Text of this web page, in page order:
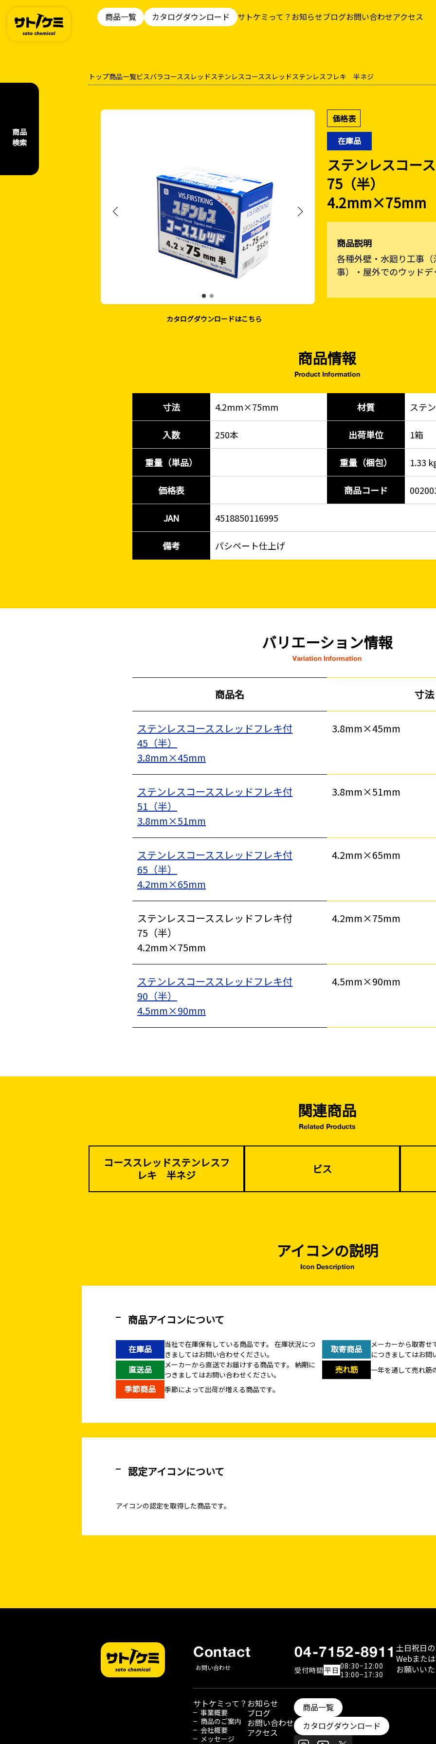
商品一覧 カタログダウンロード サトケミって？ お知らせブログお問い合わせアクセス
商品
検索
家、マンションを
建てる（建築）
コンクリート
（型枠工事）
トップ商品一覧ビスバラコーススレッドステンレスコーススレッドステンレスフレキ 半ネジ
カタログダウンロードはこちら
価格表
在庫品
ステンレスコー
75（半）
4.2mm×75mm
商品説明
各種外壁・水廻り工事
事）・屋外でのウッド
商品情報
Product Information
寸法 4.2mm×75mm 材質 ステ
入数 250本 出荷単位 1箱
重量（単品） 重量（梱包） 1.33
価格表 商品コード
JAN 4518850116995
備考 パシペート仕上げ
バリエーション情報
Variation Information
商品名 寸法
ステンレスコーススレッドフレキ付
45（半）
3.8mm×45mm
3.8mm×45mm
ステンレスコーススレッドフレキ付
51（半）
3.8mm×51mm
3.8mm×51mm
ステンレスコーススレッドフレキ付
65（半）
4.2mm×65mm
4.2mm×65mm
ステンレスコーススレッドフレキ付
75（半）
4.2mm×75mm
4.2mm×75mm
ステンレスコーススレッドフレキ付
90（半）
4.5mm×90mm
4.5mm×90mm
関連商品
Related Products
コーススレッドステンレスフ
レキ 半ネジ
ビス
アイコンの説明
Icon Description
商品アイコンについて
在庫品 当社で在庫保有している商品です。 在庫状況につ
きましてはお問い合わせください。
取寄商品
メーカーから取寄せ
につきましてはお問
直送品 メーカーから直送でお届けする商品です。 納期に
つきましてはお問い合わせください。
売れ筋 一年を通して売れ筋
季節商品 季節によって出荷が増える商品です。
認定アイコンについて
アイコンの認定を取得した商品です。
Contact
お問い合わせ
04-7152-8911
受付時間平日 08:30−12:00
13:00−17:30
土日祝日
Webまた
お願いい
サトケミって？
事業概要
商品のご案内
会社概要
メッセージ
お知らせ
ブログ
お問い合わせ
アクセス
商品一覧
カタログダウンロード